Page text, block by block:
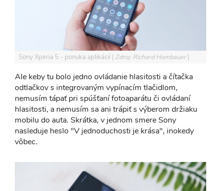
Sony Xperia 5 - ponuka aplikácií Zdroj: Richard Hombauer
Ale keby tu bolo jedno ovládanie hlasitosti a čítačka
odtlačkov s integrovaným vypínacím tlačidlom,
nemusím tápať pri spúšťaní fotoaparátu či ovládaní
hlasitosti, a nemusím sa ani trápiť s výberom držiaku
mobilu do auta. Skrátka, v jednom smere Sony
nasleduje heslo "V jednoduchosti je krása", inokedy
vôbec.